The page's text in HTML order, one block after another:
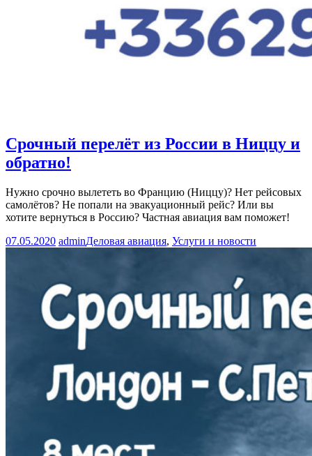
Срочный перелёт из России в Ниццу и
обратно!
Нужно срочно вылететь во Францию (Ниццу)? Нет рейсовых
самолётов? Не попали на эвакуационный рейс? Или вы
хотите вернуться в Россию? Частная авиация вам поможет!
07.05.2020 adminДеловая авиация, Услуги и новости